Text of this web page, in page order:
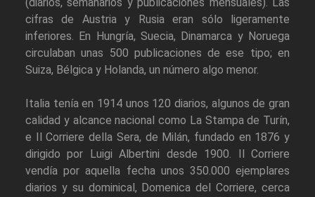
(diarios, semanarios y publicaciones mensuales). Las
cifras de Austria y Rusia eran sólo ligeramente
inferiores. En Hungría, Suecia, Dinamarca y Noruega
circulaban unas 500 publicaciones de ese tipo; en
Suiza, Bélgica y Holanda, un número algo menor.
Italia tenía en 1914 unos 120 diarios, algunos de gran
calidad y alcance nacional como La Stampa de Turín,
e Il Corriere della Sera, de Milán, fundado en 1876 y
dirigido por Luigi Albertini desde 1900. Il Corriere
vendía por aquella fecha unos 350.000 ejemplares
diarios y su dominical, Domenica del Corriere, cerca